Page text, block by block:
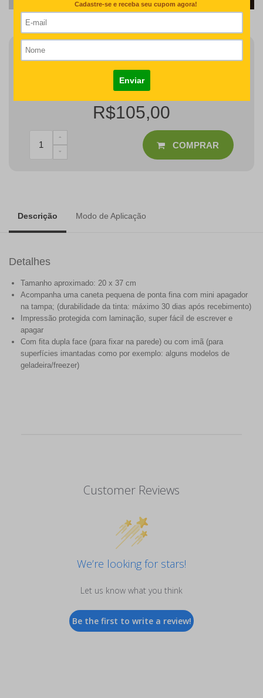
Finalizar Pedido
desenho/nome serão revisados na produção do seu pedido
R$105,00
COMPRAR
Descrição Modo de Aplicação
Detalhes
Tamanho aproximado: 20 x 37 cm
Acompanha uma caneta pequena de ponta fina com mini apagador
na tampa; (durabilidade da tinta: máximo 30 dias após recebimento)
Impressão protegida com laminação, super fácil de escrever e
apagar
Com fita dupla face (para fixar na parede) ou com imã (para
superfícies imantadas como por exemplo: alguns modelos de
geladeira/freezer)
Customer Reviews
We’re looking for stars!
Let us know what you think
Be the first to write a review!